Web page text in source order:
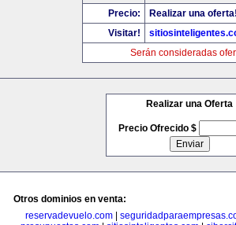
Precio:
Realizar una
Visitar!
Serán consideradas
Realizar una Oferta
Precio Ofrecido $
Otros dominios en venta:
reservadevuelo.com